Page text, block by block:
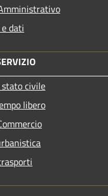
dati
civile
libero